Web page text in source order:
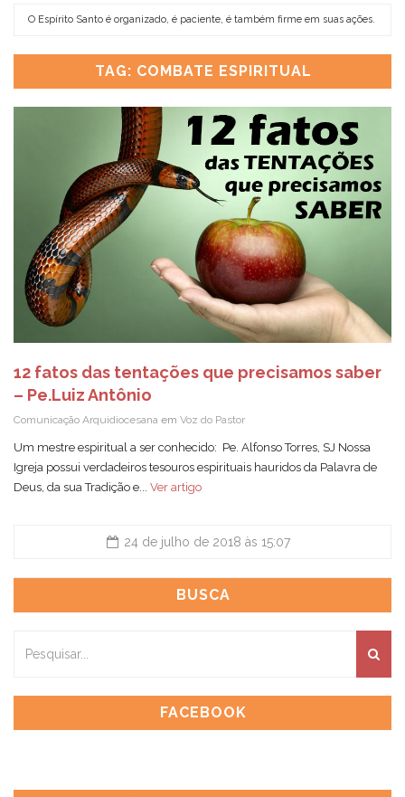
O Espírito Santo é organizado, é paciente, é também firme em suas ações.
ENCONTRO REGIONAL DE MINISTÉRIOS – REGIÃO OESTE – 18 de julho
TAG: COMBATE ESPIRITUAL
12 fatos das tentações que precisamos saber
– Pe.Luiz Antônio
Comunicação Arquidiocesana em Voz do Pastor
Um mestre espiritual a ser conhecido: Pe. Alfonso Torres, SJ Nossa
Igreja possui verdadeiros tesouros espirituais hauridos da Palavra de
Deus, da sua Tradição e... Ver artigo
24 de julho de 2018 às 15:07
BUSCA
FACEBOOK